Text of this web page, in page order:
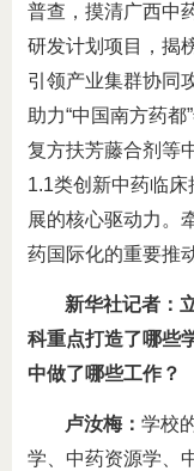
普查，摸清广西中
研发计划项目，揭
引领产业集群协同
助力“中国南方药
复方扶芳藤合剂等
1.1类创新中药临
展的核心驱动力。
药国际化的重要推
新华社记者：
科重点打造了哪些
中做了哪些工作？
卢汝梅：学校
学、中药资源学、